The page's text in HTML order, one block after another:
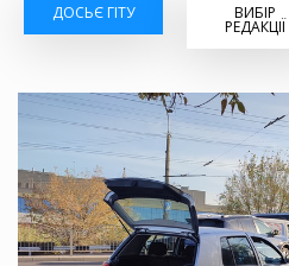
ДОСЬЄ ГІТУ ВИБІР
РЕДАКЦІЇ